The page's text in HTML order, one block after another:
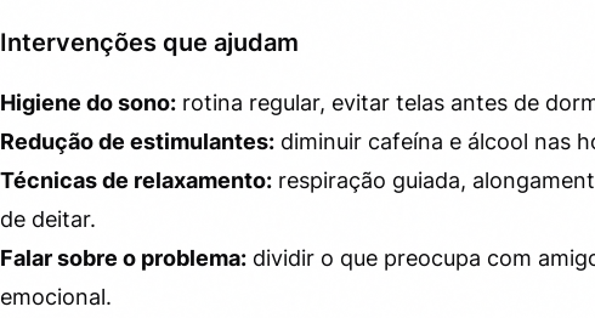
Intervenções que ajudam
Higiene do sono: rotina regular, evitar telas antes de
Redução de estimulantes: diminuir cafeína e álcool nas
Técnicas de relaxamento: respiração guiada,
de deitar.
Falar sobre o problema: dividir o que preocupa com
emocional.